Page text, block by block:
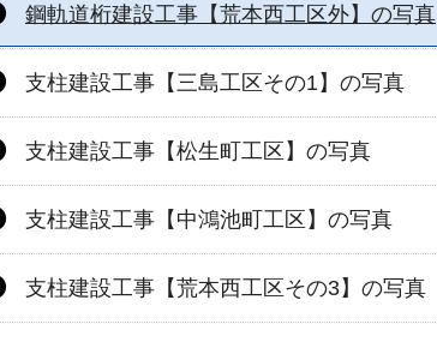
鋼軌道桁建設工事【荒本西工区外】の写真
支柱建設工事【三島工区その1】の写真
支柱建設工事【松生町工区】の写真
支柱建設工事【中鴻池町工区】の写真
支柱建設工事【荒本西工区その3】の写真